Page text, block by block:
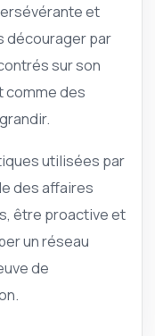
et
décourager par
sur son
comme des
utilisées par
des affaires
être proactive et
un réseau
de